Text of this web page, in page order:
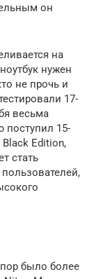
он
на
нужен
не прочь и
17-
весьма
поступил 15-
Edition,
стать
было более